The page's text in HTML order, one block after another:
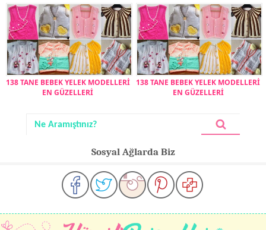
138 TANE BEBEK YELEK MODELLERİ
EN GÜZELLERİ
138 TANE BEBEK YELEK MODELLERİ
EN GÜZELLERİ
Sosyal Ağlarda Biz